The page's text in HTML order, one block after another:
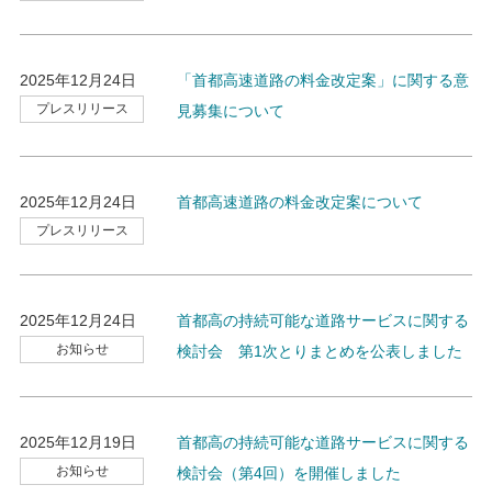
2025年12月24日
プレスリリース
「首都高速道路の料金改定案」に関する意
見募集について
2025年12月24日
プレスリリース
首都高速道路の料金改定案について
2025年12月24日
お知らせ
首都高の持続可能な道路サービスに関する
検討会 第1次とりまとめを公表しました
2025年12月19日
お知らせ
首都高の持続可能な道路サービスに関する
検討会（第4回）を開催しました